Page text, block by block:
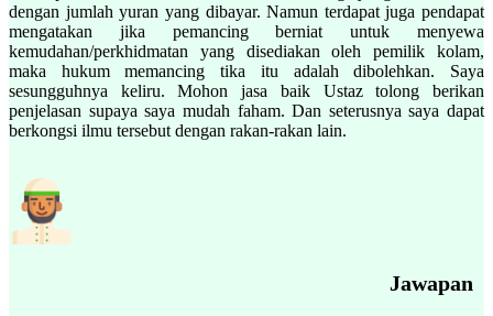
dengan jumlah yuran yang dibayar. Namun terdapat juga pendapat
mengatakan jika pemancing berniat untuk menyewa
kemudahan/perkhidmatan yang disediakan oleh pemilik kolam,
maka hukum memancing tika itu adalah dibolehkan. Saya
sesungguhnya keliru. Mohon jasa baik Ustaz tolong berikan
penjelasan supaya saya mudah faham. Dan seterusnya saya dapat
berkongsi ilmu tersebut dengan rakan-rakan lain.
Jawapan